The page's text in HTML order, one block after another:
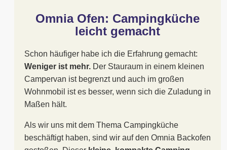
Omnia Ofen: Campingküche
leicht gemacht
Schon häufiger habe ich die Erfahrung gemacht:
Weniger ist mehr. Der Stauraum in einem kleinen
Campervan ist begrenzt und auch im großen
Wohnmobil ist es besser, wenn sich die Zuladung in
Maßen hält.
Als wir uns mit dem Thema Campingküche
beschäftigt haben, sind wir auf den Omnia Backofen